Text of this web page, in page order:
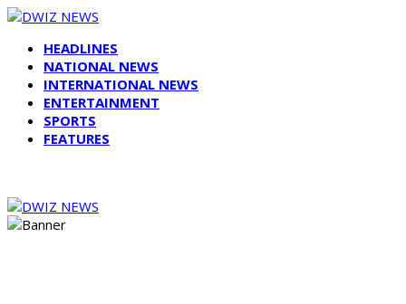
HEADLINES
NATIONAL NEWS
INTERNATIONAL NEWS
ENTERTAINMENT
SPORTS
FEATURES